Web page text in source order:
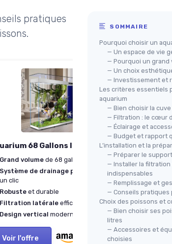
pratiques
68 Gallons Intelligent
Grand volume de 68 gallons
Système de drainage pratique
en
un clic
Robuste et durable
Filtration latérale efficace
Design vertical moderne
Voir l'offre
Meuble
＋
＋
＋ Taille
SOMMAIRE
Pourquoi choisir un
— Un espace de vie
— Pourquoi un grand
— Un choix
— Investissement et
Les critères essentiels
aquarium
— Bien choisir la
— Filtration : le cœur
— Éclairage et
— Budget et rapport
L’installation et la
— Préparer le
— Installer la
indispensables
— Remplissage et
— Conseils pratiques
Choix des poissons et
— Bien choisir ses
litres
— Accessoires et
choisies